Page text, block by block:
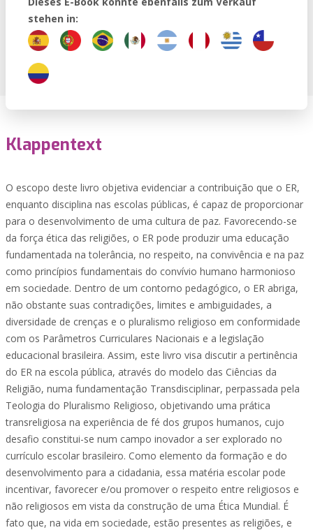
stehen in:
Klappentext
O escopo deste livro objetiva evidenciar a contribuição que o ER,
enquanto disciplina nas escolas públicas, é capaz de proporcionar
para o desenvolvimento de uma cultura de paz. Favorecendo-se
da força ética das religiões, o ER pode produzir uma educação
fundamentada na tolerância, no respeito, na convivência e na paz
como princípios fundamentais do convívio humano harmonioso
em sociedade. Dentro de um contorno pedagógico, o ER abriga,
não obstante suas contradições, limites e ambiguidades, a
diversidade de crenças e o pluralismo religioso em conformidade
com os Parâmetros Curriculares Nacionais e a legislação
educacional brasileira. Assim, este livro visa discutir a pertinência
do ER na escola pública, através do modelo das Ciências da
Religião, numa fundamentação Transdisciplinar, perpassada pela
Teologia do Pluralismo Religioso, objetivando uma prática
transreligiosa na experiência de fé dos grupos humanos, cujo
desafio constitui-se num campo inovador a ser explorado no
currículo escolar brasileiro. Como elemento da formação e do
desenvolvimento para a cidadania, essa matéria escolar pode
incentivar, favorecer e/ou promover o respeito entre religiosos e
não religiosos em vista da construção de uma Ética Mundial. É
fato que, na vida em sociedade, estão presentes as religiões, e